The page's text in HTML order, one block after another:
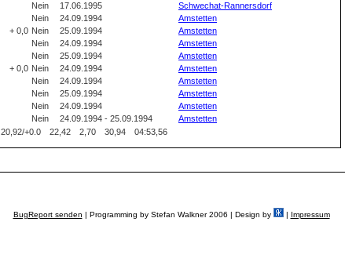
Nein 17.06.1995
Schwechat-Rannersdorf
Nein 24.09.1994
Amstetten
+ 0,0 Nein 25.09.1994
Amstetten
Nein 24.09.1994
Amstetten
Nein 25.09.1994
Amstetten
+ 0,0 Nein 24.09.1994
Amstetten
Nein 24.09.1994
Amstetten
Nein 25.09.1994
Amstetten
Nein 24.09.1994
Amstetten
Nein 24.09.1994 - 25.09.1994
Amstetten
20,92/+0.0 22,42 2,70 30,94 04:53,56
BugReport senden | Programming by Stefan Walkner 2006 | Design by | Impressum